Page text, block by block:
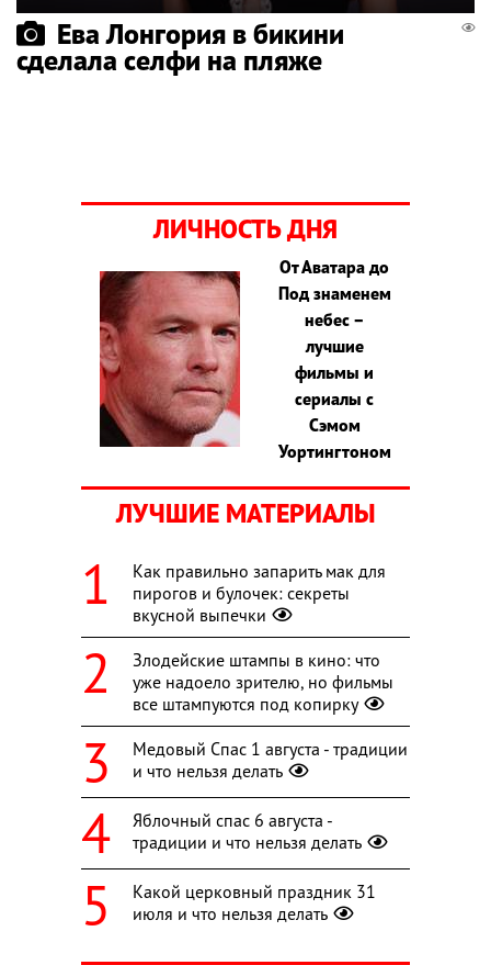
Ева Лонгория в бикини
сделала селфи на пляже
ЛИЧНОСТЬ ДНЯ
От Аватара до
Под знаменем
небес –
лучшие
фильмы и
сериалы с
Сэмом
Уортингтоном
ЛУЧШИЕ МАТЕРИАЛЫ
Как правильно запарить мак для
пирогов и булочек: секреты
вкусной выпечки
Злодейские штампы в кино: что
уже надоело зрителю, но фильмы
все штампуются под копирку
Медовый Спас 1 августа - традиции
и что нельзя делать
Яблочный спас 6 августа -
традиции и что нельзя делать
Какой церковный праздник 31
июля и что нельзя делать